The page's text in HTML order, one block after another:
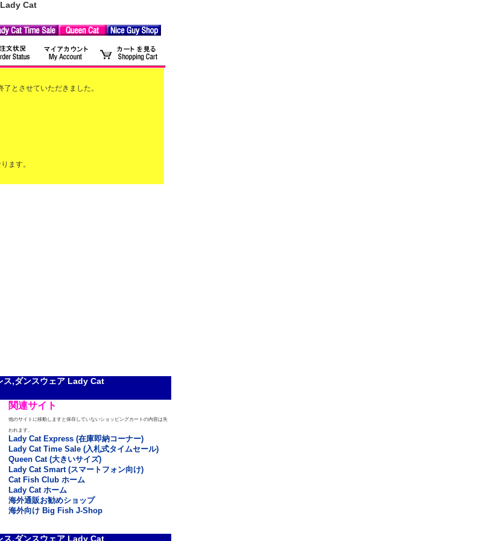
Lady Cat
とさせていただきました。
ます。
ス,ダンスウェア Lady Cat
関連サイト
他のサイトに移動しますと保存していないショッピングカートの内容は失
われます。
Lady Cat Express (在庫即納コーナー)
Lady Cat Time Sale (入札式タイムセール)
Queen Cat (大きいサイズ)
Lady Cat Smart (スマートフォン向け)
Cat Fish Club ホーム
Lady Cat ホーム
海外通販お勧めショップ
海外向け Big Fish J-Shop
ス,ダンスウェア Lady Cat